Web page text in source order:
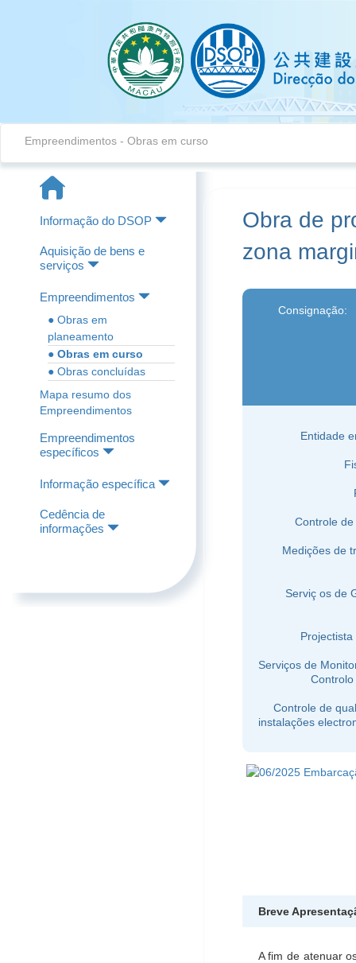
Empreendimentos - Obras em curso
Informação do DSOP
Aquisição de bens e
serviços
Empreendimentos
● Obras em
planeamento
● Obras em curso
● Obras concluídas
Mapa resumo dos
Empreendimentos
Empreendimentos
específicos
Informação específica
Cedência de
informações
Obra de
zona
Consignação:
Entidade
Controle
Medições de
Serviç os de
Serviços de
Controle de
instalações
Breve
A fim de atenuar